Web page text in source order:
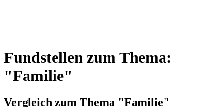
Fundstellen zum Thema:
"Familie"
Vergleich zum Thema "Familie"